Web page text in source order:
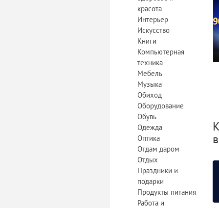
красота
Интерьер
Искусство
Книги
Компьютерная
техника
Мебель
Музыка
Обиход
Оборудование
Обувь
Одежда
Оптика
Отдам даром
Отдых
Праздники и
подарки
Продукты питания
Работа и